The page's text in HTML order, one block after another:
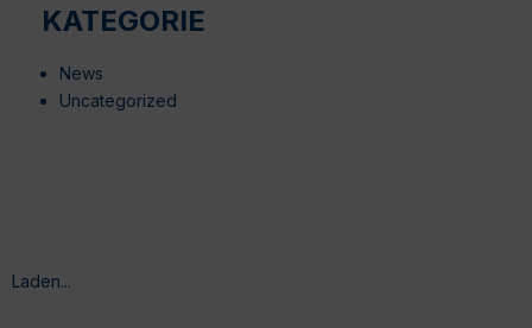
KATEGORIE
News
Uncategorized
Laden...